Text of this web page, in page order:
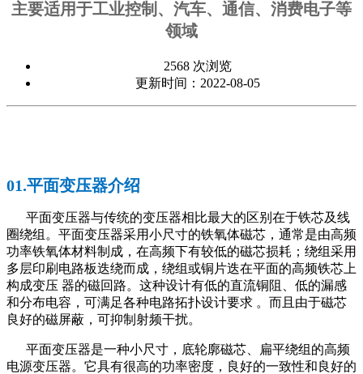
主要适用于工业控制、汽车、通信、消费电子等
领域
2568 次浏览
更新时间：2022-08-05
01.平面变压器介绍
平面变压器与传统的变压器相比最大的区别在于铁芯及线
圈绕组。平面变压器采用小尺寸的铁氧体磁芯，通常是由高频
功率铁氧体材料制成，在高频下有较低的磁芯损耗；绕组采用
多层印刷电路板迭绕而成，绕组或铜片迭在平面的高频铁芯上
构成变压 器的磁回路。这种设计有低的直流铜阻、低的漏感
和分布电容，可满足各种电路拓扑设计要求 。而且由于磁芯
良好的磁屏蔽，可抑制射频干扰。
平面变压器是一种小尺寸，底轮廓磁芯、扁平绕组的高频
电源变压器。它具有很高的功率密度，良好的一致性和良好的